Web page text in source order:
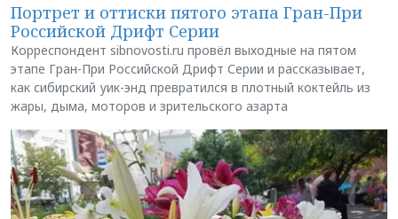
Портрет и оттиски пятого этапа Гран-При
Российской Дрифт Серии
Корреспондент sibnovosti.ru провёл выходные на пятом
этапе Гран-При Российской Дрифт Серии и рассказывает,
как сибирский уик-энд превратился в плотный коктейль из
жары, дыма, моторов и зрительского азарта